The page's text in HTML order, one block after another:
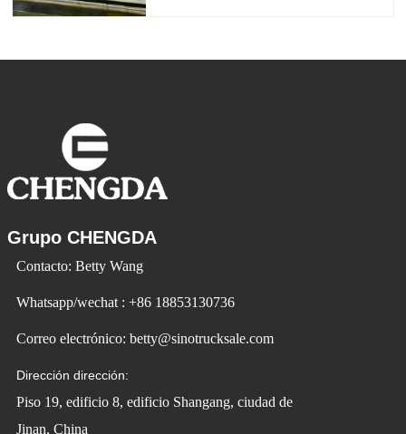
Grupo CHENGDA
Contacto: Betty Wang
Whatsapp/wechat : +86 18853130736
Correo electrónico: betty@sinotrucksale.com
Dirección dirección:
Piso 19, edificio 8, edificio Shangang, ciudad de
Jinan, China